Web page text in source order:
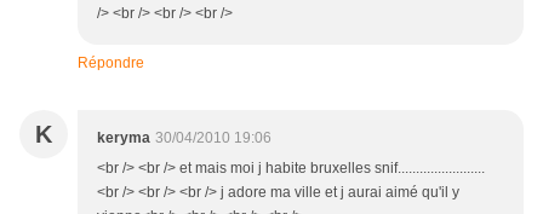
/> <br /> <br /> <br />
Répondre
K keryma 30/04/2010 19:06
<br /> <br /> et mais moi j habite bruxelles snif........................
<br /> <br /> <br /> j adore ma ville et j aurai aimé qu'il y